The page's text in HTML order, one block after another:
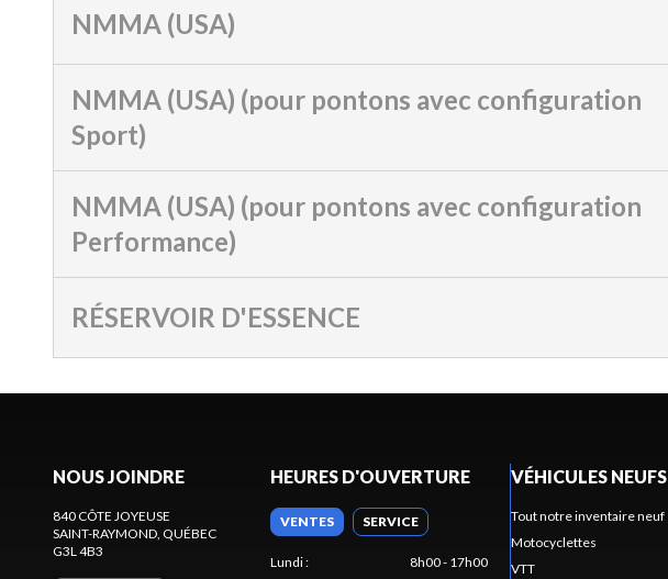
NMMA (USA)
NMMA (USA) (pour pontons avec configuration
Sport)
NMMA (USA) (pour pontons avec configuration
Performance)
RÉSERVOIR D'ESSENCE
NOUS JOINDRE
840 CÔTE JOYEUSE
SAINT-RAYMOND , QUÉBEC
G3L 4B3
HEURES D'OUVERTURE
VENTES SERVICE
Lundi: 8h00 - 17h00
VÉHICULES NEUFS
Tout notre inventaire neuf
Motocyclettes
VTT